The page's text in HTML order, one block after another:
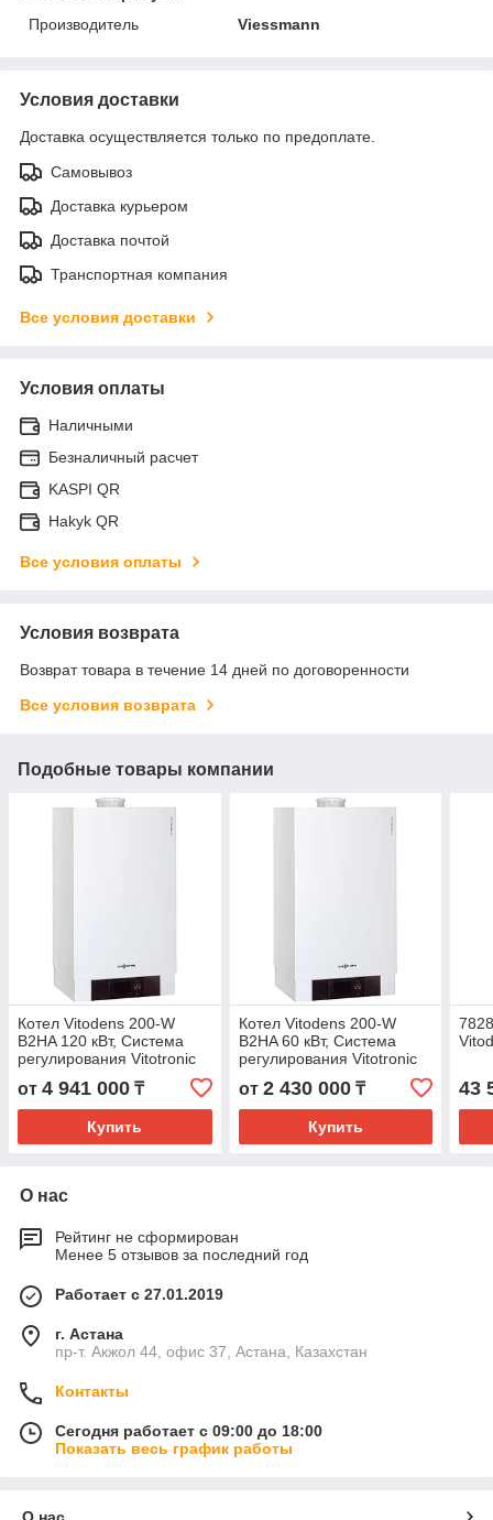
Производитель
Viessmann
Условия доставки
Доставка осуществляется только по предоплате.
Самовывоз
Доставка курьером
Доставка почтой
Транспортная компания
Все условия доставки
Условия оплаты
Наличными
Безналичный расчет
KASPI QR
Hakyk QR
Все условия оплаты
Условия возврата
Возврат товара в течение 14 дней по договоренности
Все условия возврата
Подобные товары компании
Котел Vitodens 200-W
B2HA 120 кВт, Система
регулирования Vitotronic
от 4 941 000 ₸
Купить
Котел Vitodens 200-W
B2HA 60 кВт, Система
регулирования Vitotronic
от 2 430 000₸
Купить
43
О нас
Рейтинг не сформирован
Менее 5 отзывов за последний год
Работает с 27.01.2019
г. Астана
пр-т. Акжол 44, офис 37, Астана, Казахстан
Контакты
Сегодня работает с 09:00 до 18:00
Показать весь график работы